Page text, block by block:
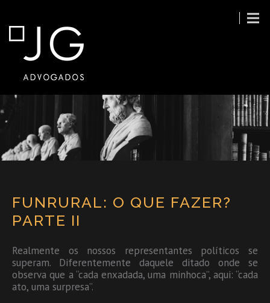
FUNRURAL: O QUE FAZER?
PARTE II
Realmente os nossos representantes políticos se
superam. Diferentemente daquele ditado onde se
observa que a “cada enxadada, uma minhoca”, aqui: “cada
ato, uma surpresa”.